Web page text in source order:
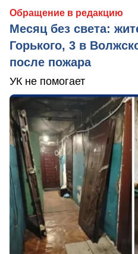
Обращение в редакцию
Месяц без света:
Горького, 3 в
после пожара
УК не помогает